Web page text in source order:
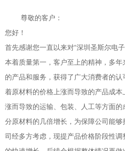
尊敬的客户：
您好！
首先感谢您一直以来对“深圳圣斯尔电
本着质量第一，客户至上的精神，多
的产品和服务，获得了广大消费者的
着原材料的价格上涨而导致的产品成
涨而导致的运输、包装、人工等方面
分原材料的几倍增长，为保障公司能
司经多方考虑，现提产品价格阶段性